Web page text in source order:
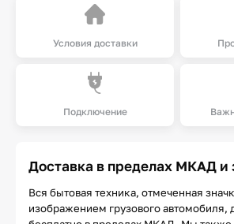
Условия доставки
Подключение
Доставка в пределах МКАД
Вся бытовая техника, отмеченная
изображением грузового автомобиля,